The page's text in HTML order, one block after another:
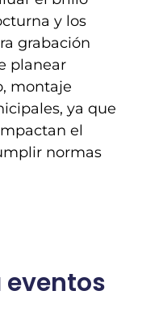
y los
grabación
planear
montaje
ya que
el
normas